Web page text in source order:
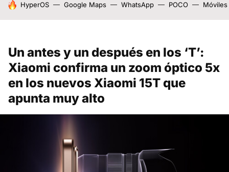
HOY SE HABLA DE
HyperOS Google Maps WhatsApp POCO Móviles
Un antes y un después en los ‘T’:
Xiaomi confirma un zoom óptico 5x
en los nuevos Xiaomi 15T que
apunta muy alto